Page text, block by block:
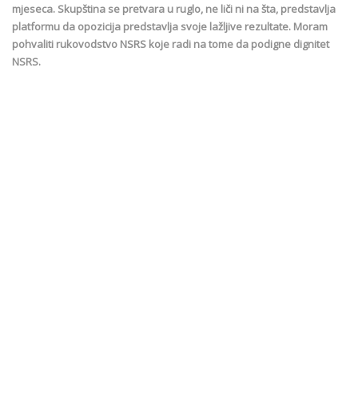
mjeseca. Skupština se pretvara u ruglo, ne liči ni na šta, predstavlja
platformu da opozicija predstavlja svoje lažljive rezultate. Moram
pohvaliti rukovodstvo NSRS koje radi na tome da podigne dignitet
NSRS.